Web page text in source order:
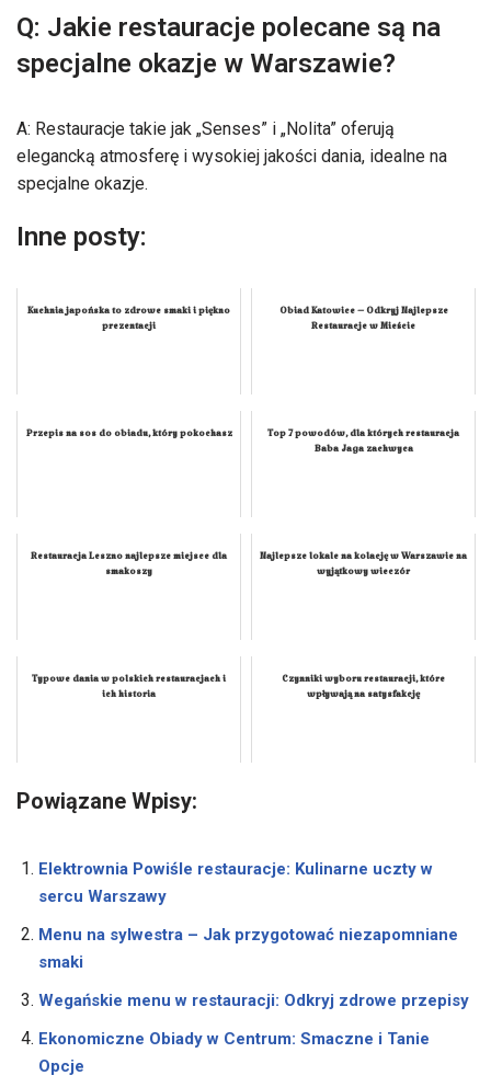
Q: Jakie restauracje polecane są na
specjalne okazje w Warszawie?
A: Restauracje takie jak „Senses” i „Nolita” oferują
elegancką atmosferę i wysokiej jakości dania, idealne na
specjalne okazje.
Inne posty:
Kuchnia japońska to zdrowe smaki i piękno
prezentacji
Obiad Katowice – Odkryj Najlepsze
Restauracje w Mieście
Przepis na sos do obiadu, który pokochasz
Top 7 powodów, dla których restauracja
Baba Jaga zachwyca
Restauracja Leszno najlepsze miejsce dla
smakoszy
Najlepsze lokale na kolację w Warszawie na
wyjątkowy wieczór
Typowe dania w polskich restauracjach i
ich historia
Czynniki wyboru restauracji, które
wpływają na satysfakcję
Powiązane Wpisy:
Elektrownia Powiśle restauracje: Kulinarne uczty w
sercu Warszawy
Menu na sylwestra – Jak przygotować niezapomniane
smaki
Wegańskie menu w restauracji: Odkryj zdrowe przepisy
Ekonomiczne Obiady w Centrum: Smaczne i Tanie
Opcje